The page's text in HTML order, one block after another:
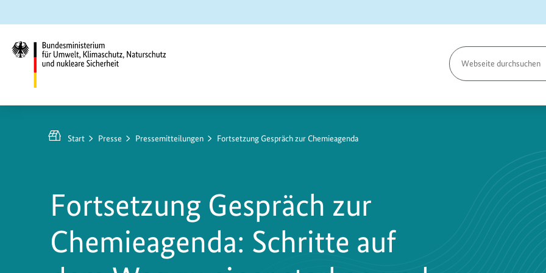
Hauptinhalt
springen
Suche
springen
Hauptnavigation
springen
Umwelt,
Klimaschutz,
Sicherheit
Seite
durchsuchen
Start Presse Pressemitteilungen Fortsetzung Gespräch zur Chemieagenda
Fortsetzung Gespräch zur
Chemieagenda: Schritte auf